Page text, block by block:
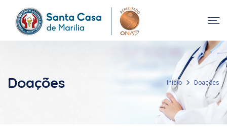
Doações Início Doações